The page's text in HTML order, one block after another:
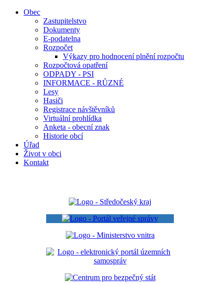
Obec
Zastupitelstvo
Dokumenty
E-podatelna
Rozpočet
Výkazy pro hodnocení plnění rozpočtu
Rozpočtová opatření
ODPADY - PSI
INFORMACE - RŮZNÉ
Lesy
Hasiči
Registrace návštěvníků
Virtuální prohlídka
Anketa - obecní znak
Historie obcí
Úřad
Život v obci
Kontakt